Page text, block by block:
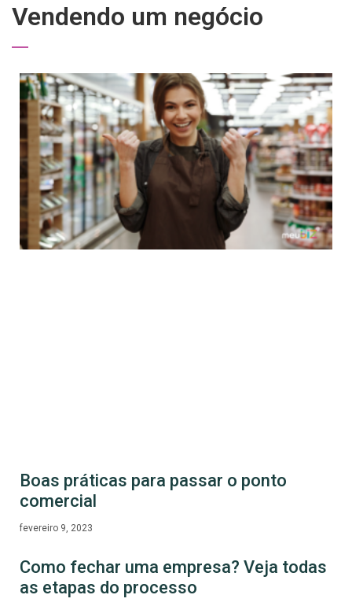
Vendendo um negócio
Boas práticas para passar o ponto
comercial
fevereiro 9, 2023
Como fechar uma empresa? Veja todas
as etapas do processo